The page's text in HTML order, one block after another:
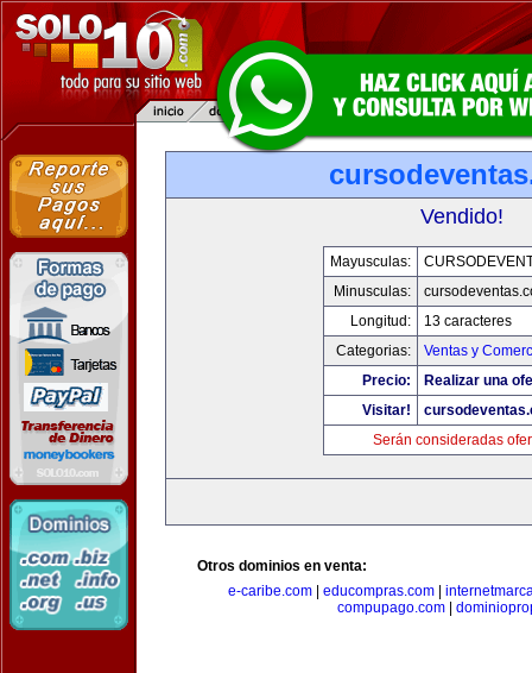
Vendido!
Mayusculas:
Minusculas:
Longitud:
13 caracteres
Categorias:
Ventas y
Precio:
Realizar una
Visitar!
Serán consideradas
Otros dominios en venta:
e-caribe.com| educompras.com|
compupago.com|